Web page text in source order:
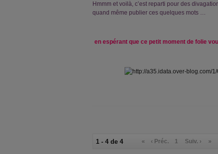
Hmmm et voilà, c’est reparti pour des
quand même publier ces quelques mots …
en espérant que ce petit moment de folie
1 - 4 de 4 « ‹ Préc. 1 Suiv. › »